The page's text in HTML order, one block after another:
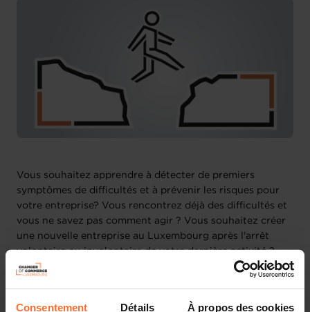
Consentement Détails À propos des cookies
Vous souhaitez apprendre à détecter de premiers
symptômes de difficultés et à prévenir les risques pour
votre entreprise? Vous rencontrez déjà des difficultés et
vous ne savez pas comment agir ? Vous souhaitez créer
une nouvelle entreprise au Luxembourg après l'arrêt
volontaire ou involontaire de votre dernière activité ?